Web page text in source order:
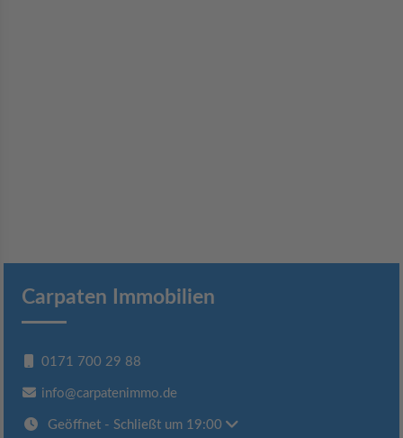
Carpaten Immobilien
0171 700 29 88
info@carpatenimmo.de
Geöffnet - Schließt um 19:00